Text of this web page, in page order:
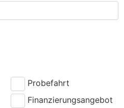
Probefahrt
Finanzierungsangebot